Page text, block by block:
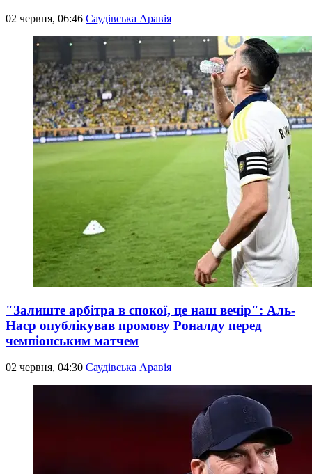
02 червня, 06:46 Саудівська Аравія
"Залиште арбітра в спокої, це наш вечір": Аль-
Наср опублікував промову Роналду перед
чемпіонським матчем
02 червня, 04:30 Саудівська Аравія